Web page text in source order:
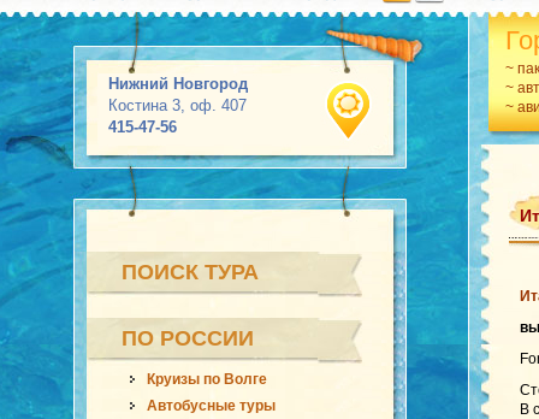
Нижний Новгород
Костина 3, оф. 407
415-47-56
~
~
~
ПОИСК ТУРА
ПО РОССИИ
Круизы по Волге
Автобусные туры
В